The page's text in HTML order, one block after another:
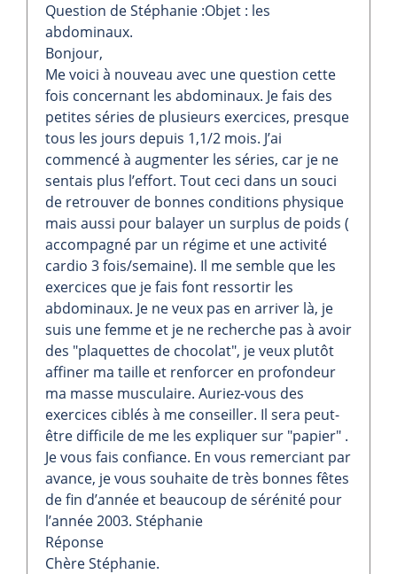
Question de Stéphanie :Objet : les
abdominaux.
Bonjour,
Me voici à nouveau avec une question cette
fois concernant les abdominaux. Je fais des
petites séries de plusieurs exercices, presque
tous les jours depuis 1,1/2 mois. J’ai
commencé à augmenter les séries, car je ne
sentais plus l’effort. Tout ceci dans un souci
de retrouver de bonnes conditions physique
mais aussi pour balayer un surplus de poids (
accompagné par un régime et une activité
cardio 3 fois/semaine). Il me semble que les
exercices que je fais font ressortir les
abdominaux. Je ne veux pas en arriver là, je
suis une femme et je ne recherche pas à avoir
des "plaquettes de chocolat", je veux plutôt
affiner ma taille et renforcer en profondeur
ma masse musculaire. Auriez-vous des
exercices ciblés à me conseiller. Il sera peut-
être difficile de me les expliquer sur "papier" .
Je vous fais confiance. En vous remerciant par
avance, je vous souhaite de très bonnes fêtes
de fin d’année et beaucoup de sérénité pour
l’année 2003. Stéphanie
Réponse
Chère Stéphanie.